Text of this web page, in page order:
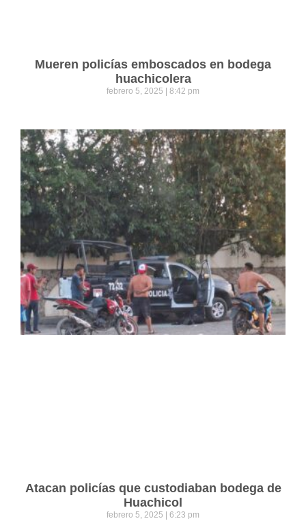
Mueren policías emboscados en bodega
huachicolera
febrero 5, 2025 8:42 pm
Atacan policías que custodiaban bodega de
Huachicol
febrero 5, 2025 6:23 pm